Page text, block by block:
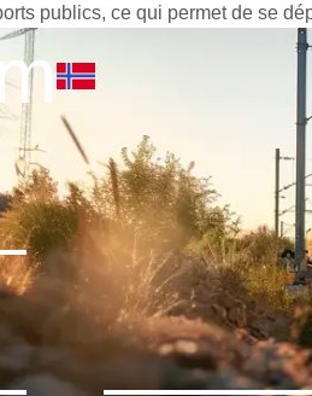
publics, ce qui permet de se